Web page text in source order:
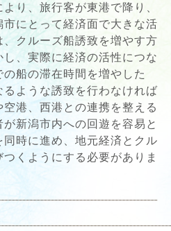
り、旅行客が東港で降り、
にとって経済面で大きな活
クルーズ船誘致を増やす方
、実際に経済の活性につな
船の滞在時間を増やした
るような誘致を行わなければ
港、西港との連携を整える
新潟市内への回遊を容易と
時に進め、地元経済とクル
くようにする必要がありま